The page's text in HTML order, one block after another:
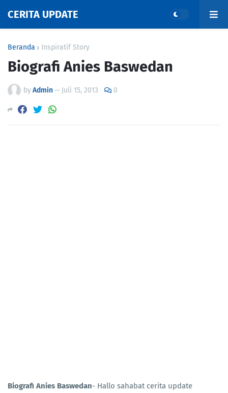
CERITA UPDATE
Beranda Inspiratif Story
Biografi Anies Baswedan
byAdmin— Juli 15, 2013 0
Biografi Anies Baswedan- Hallo sahabat cerita update